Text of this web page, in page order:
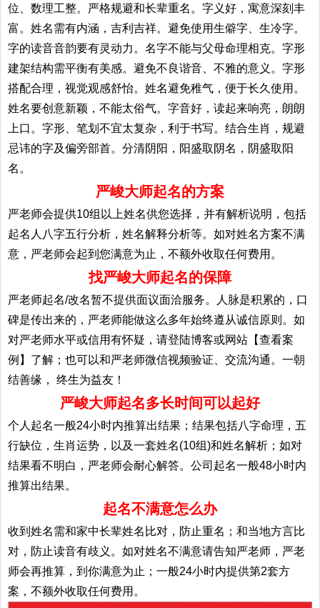
位、数理工整。严格规避和长辈重名。字义好，寓意深刻丰
富。姓名需有内涵，吉利吉祥。避免使用生僻字、生冷字。
字的读音音韵要有灵动力。名字不能与父母命理相克。字形
建架结构需平衡有美感。避免不良谐音、不雅的意义。字形
搭配合理，视觉观感舒怡。姓名避免稚气，便于长久使用。
姓名要创意新颖，不能太俗气。字音好，读起来响亮，朗朗
上口。字形、笔划不宜太复杂，利于书写。结合生肖，规避
忌讳的字及偏旁部首。分清阴阳，阳盛取阴名，阴盛取阳
名。
严峻大师起名的方案
严老师会提供10组以上姓名供您选择，并有解析说明，包括
起名人八字五行分析，姓名解释分析等。如对姓名方案不满
意，严老师会起到您满意为止，不额外收取任何费用。
找严峻大师起名的保障
严老师起名/改名暂不提供面议面洽服务。人脉是积累的，口
碑是传出来的，严老师能做这么多年始终遵从诚信原则。如
对严老师水平或信用有怀疑，请登陆博客或网站【查看案
例】了解；也可以和严老师微信视频验证、交流沟通。一朝
结善缘， 终生为益友！
严峻大师起名多长时间可以起好
个人起名一般24小时内推算出结果；结果包括八字命理，五
行缺位，生肖运势，以及一套姓名(10组)和姓名解析；如对
结果看不明白，严老师会耐心解答。公司起名一般48小时内
推算出结果。
起名不满意怎么办
收到姓名需和家中长辈姓名比对，防止重名；和当地方言比
对，防止读音有歧义。如对姓名不满意请告知严老师，严老
师会再推算，到你满意为止；一般24小时内提供第2套方
案，不额外收取任何费用。